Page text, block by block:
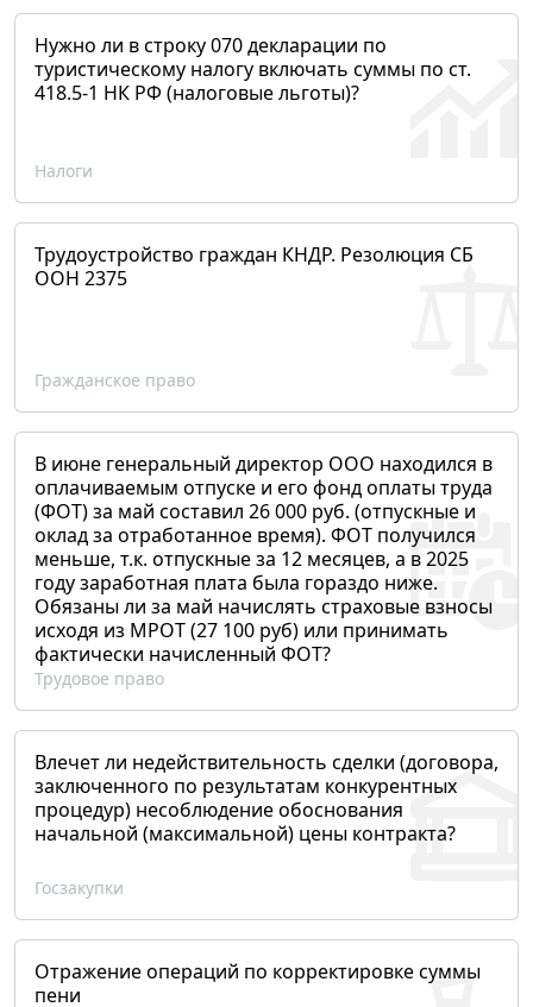
Нужно ли в строку 070 декларации по
туристическому налогу включать суммы по ст.
418.5-1 НК РФ (налоговые льготы)?
Налоги
Трудоустройство граждан КНДР. Резолюция СБ
ООН 2375
Гражданское право
В июне генеральный директор ООО находился в
оплачиваемым отпуске и его фонд оплаты труда
(ФОТ) за май составил 26 000 руб. (отпускные и
оклад за отработанное время). ФОТ получился
меньше, т.к. отпускные за 12 месяцев, а в 2025
году заработная плата была гораздо ниже.
Обязаны ли за май начислять страховые взносы
исходя из МРОТ (27 100 руб) или принимать
фактически начисленный ФОТ?
Трудовое право
Влечет ли недействительность сделки (договора,
заключенного по результатам конкурентных
процедур) несоблюдение обоснования
начальной (максимальной) цены контракта?
Госзакупки
Отражение операций по корректировке суммы
пени